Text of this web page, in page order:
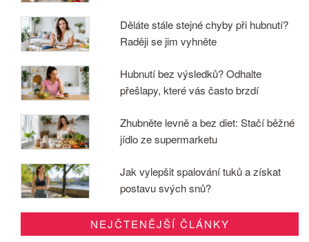
Děláte stále stejné chyby při hubnutí?
Raději se jim vyhněte
Hubnutí bez výsledků? Odhalte
přešlapy, které vás často brzdí
Zhubněte levně a bez diet: Stačí běžné
jídlo ze supermarketu
Jak vylepšit spalování tuků a získat
postavu svých snů?
NEJČTENĚJŠÍ ČLÁNKY